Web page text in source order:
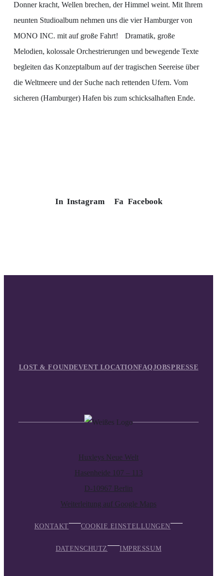
Donner kracht, Wellen brechen, der Himmel weint. Mit Ihrem
neunten Studioalbum nehmen uns die vier Hamburger von
MONO INC. mit auf große Fahrt! Dramatik, große
Melodien, kolossale Orchestrierungen und bewegende Texte
begleiten das Konzeptalbum auf der tragischen Seereise über
die Weltmeere und der Suche nach rettenden Ufern. Vom
sicheren (Hamburger) Hafen bis zum schicksalhaften Ende.
In Instagram Fa Facebook
LOST & FOUNDEVENT LOCATIONFAQJOBSPRESSE
Huxleys Neue Welt
Hasenheide 107 – 113
D-10967 Berlin
Weiterleitung auf Google Maps
KONTAKT COOKIE EINSTELLUNGEN
DATENSCHUTZ IMPRESSUM